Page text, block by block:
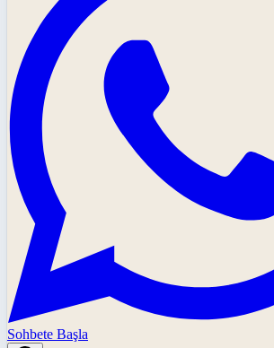
Sohbete Başla